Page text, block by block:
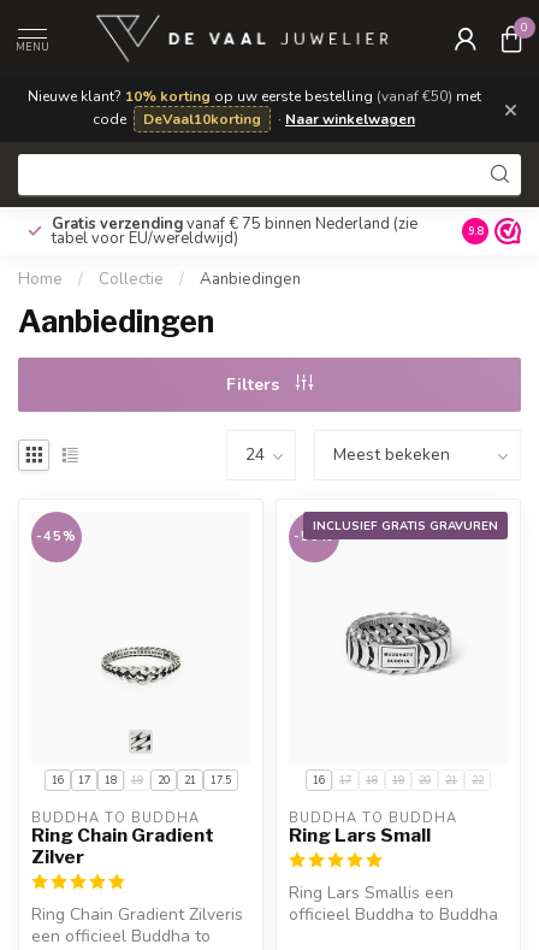
Nieuwe klant? 10% korting op uw eerste bestelling (vanaf €50) met
code
DeVaal10korting · Naar winkelwagen ×
MENU
0
Gratis verzendingvanaf € 75 binnen Nederland (zie
tabel voor EU/wereldwijd) 9.8
Home / Collectie / Aanbiedingen
Aanbiedingen
Filters
16 17 18 19 20 21 17.5
-45%
BUDDHA TO BUDDHA
Ring Chain Gradient
Zilver
Ring Chain Gradient Zilveris
een officieel Buddha to
INCLUSIEF GRATIS GRAVUREN
16 17 18 19 20 21 22
-50%
BUDDHA TO BUDDHA
Ring Lars Small
Ring Lars Smallis een
officieel Buddha to Buddha